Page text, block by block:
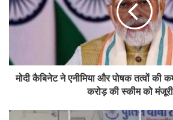
मोदी कैबिनेट ने एनीमिया और पोषक तत्वों की
करोड़ की स्‍कीम को मंजूरी